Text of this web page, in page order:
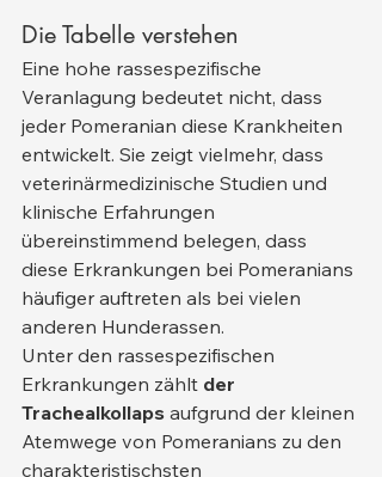
Die Tabelle verstehen
Eine hohe rassespezifische
Veranlagung bedeutet nicht, dass
jeder Pomeranian diese Krankheiten
entwickelt. Sie zeigt vielmehr, dass
veterinärmedizinische Studien und
klinische Erfahrungen
übereinstimmend belegen, dass
diese Erkrankungen bei Pomeranians
häufiger auftreten als bei vielen
anderen Hunderassen.
Unter den rassespezifischen
Erkrankungen zählt der
Trachealkollaps aufgrund der kleinen
Atemwege von Pomeranians zu den
charakteristischsten